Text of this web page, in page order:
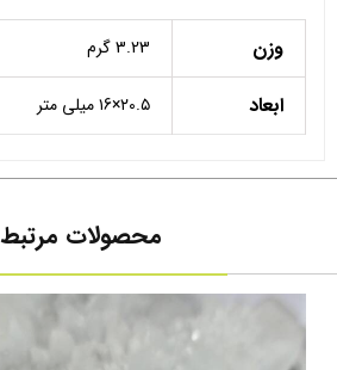
وزن 3.23 گرم
ابعاد ۲0.۵×۱6 میلی متر
محصولات مرتبط